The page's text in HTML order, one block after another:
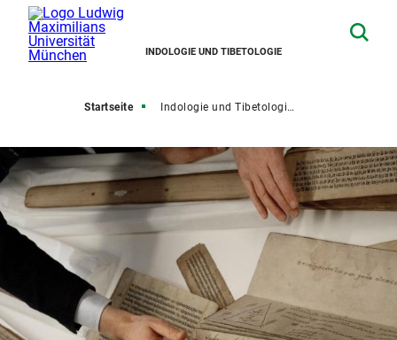
INDOLOGIE UND TIBETOLOGIE
Startseite Indologie und Tibetologie studieren